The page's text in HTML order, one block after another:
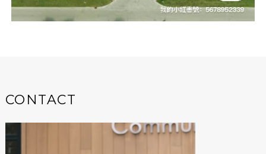
CONTACT